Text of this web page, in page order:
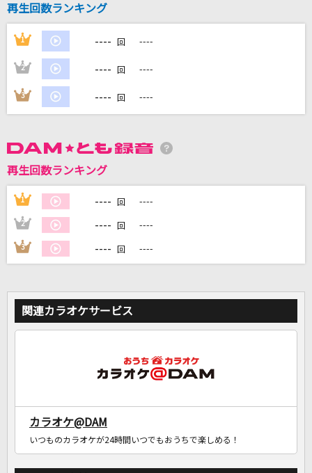
チェリー
スピッツ
DAMの新曲・ランキングなど
カラオケをもっと楽しもう！
家族や友達と一緒に！練習にも！
再生回数ランキング
1 ---- 回 ----
2 ---- 回 ----
3 ---- 回 ----
再生回数ランキング
1 ---- 回 ----
2 ---- 回 ----
3 ---- 回 ----
関連カラオケサービス
カラオケ@DAM
いつものカラオケが24時間いつでもおうちで楽しめる！